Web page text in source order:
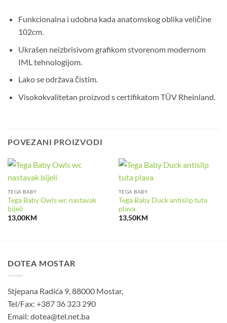
Funkcionalna i udobna kada anatomskog oblika veličine
102cm.
Ukrašen neizbrisivom grafikom stvorenom modernom
IML tehnologijom.
Lako se održava čistim.
Visokokvalitetan proizvod s certifikatom TÜV Rheinland.
POVEZANI PROIZVODI
TEGA BABY
Tega Baby Owls wc nastavak
bijeli
13,00KM
TEGA BABY
Tega Baby Duck antislip tuta
plava
13,50KM
DOTEA MOSTAR
Stjepana Radića 9, 88000 Mostar,
Tel/Fax: +387 36 323 290
Email: dotea@tel.net.ba